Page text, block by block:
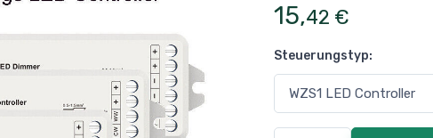
15,42 €
Steuerungstyp: